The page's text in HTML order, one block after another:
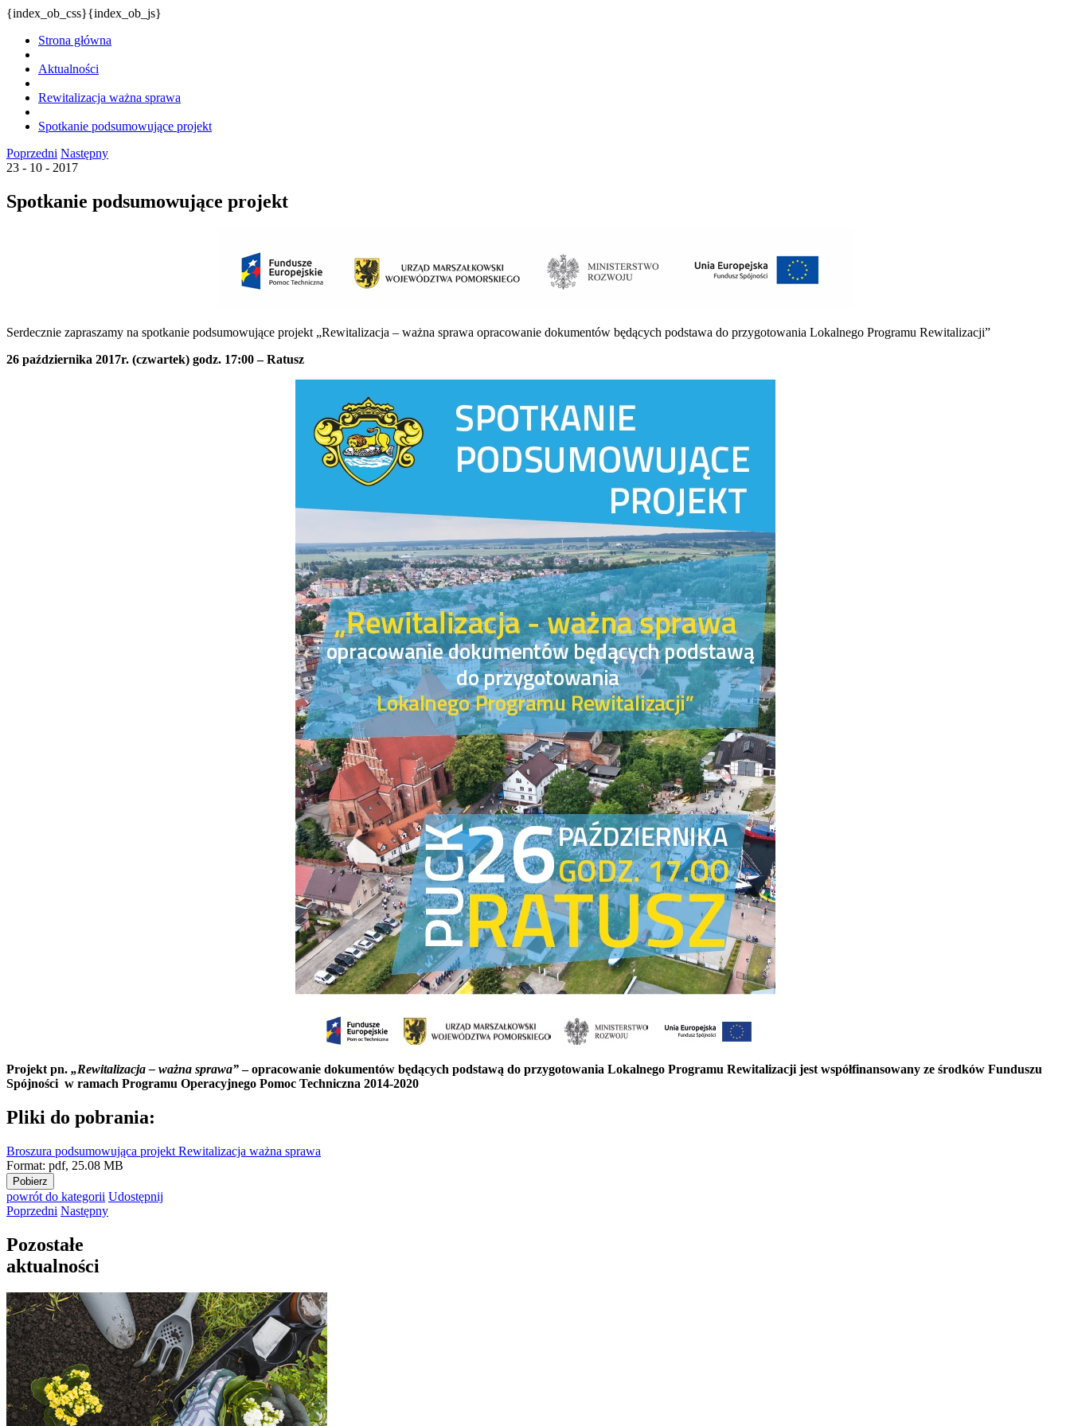
{index_ob_css}{index_ob_js}
Strona główna
Aktualności
Rewitalizacja ważna sprawa
Spotkanie podsumowujące projekt
Poprzedni Następny
23 - 10 - 2017
Spotkanie podsumowujące projekt
Serdecznie zapraszamy na spotkanie podsumowujące projekt „Rewitalizacja – ważna sprawa opracowanie dokumentów będących podstawa do przygotowania Lokalnego Programu Rewitalizacji”
26 października 2017r. (czwartek) godz. 17:00 – Ratusz
Projekt pn. „Rewitalizacja – ważna sprawa”– opracowanie dokumentów będących podstawą do przygotowania Lokalnego Programu Rewitalizacji jest współfinansowany ze środków Funduszu
Spójności w ramach Programu Operacyjnego Pomoc Techniczna 2014-2020
Pliki do pobrania:
Broszura podsumowująca projekt Rewitalizacja ważna sprawa
Format: pdf, 25.08 MB
Pobierz
powrót do kategorii Udostępnij
Poprzedni Następny
Pozostałe
aktualności